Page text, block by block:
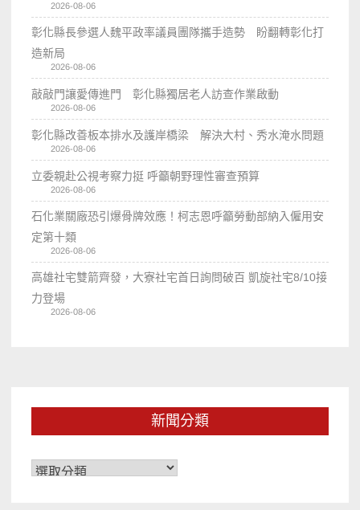
2026-08-06
彰化縣長參選人魏平政率議員團隊攜手造勢 盼翻轉彰化打
造新局
2026-08-06
敲敲門讓愛傳進門 彰化縣獨居老人訪查作業啟動
2026-08-06
彰化縣改善板本排水及護岸橋梁 解決大村、秀水淹水問題
2026-08-06
立委親赴公視考察力挺 呼籲朝野理性審查預算
2026-08-06
石化業關廠恐引爆骨牌效應！柯志恩呼籲勞動部納入僱用安
定第十類
2026-08-06
高雄社宅雙箭齊發，大寮社宅首日詢問破百 凱旋社宅8/10接
力登場
2026-08-06
新聞分類
新